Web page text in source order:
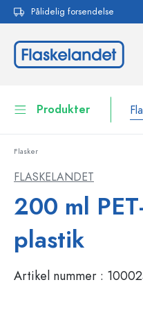
Gå til
Pålidelig forsendelse
Produkter
Flasker
FLASKELANDET
200 ml
plastik
Artikel nummer :